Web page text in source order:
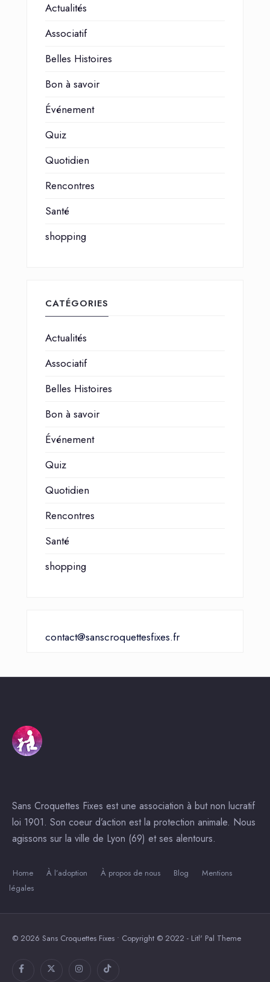
Actualités
Associatif
Belles Histoires
Bon à savoir
Événement
Quiz
Quotidien
Rencontres
Santé
shopping
CATÉGORIES
Actualités
Associatif
Belles Histoires
Bon à savoir
Événement
Quiz
Quotidien
Rencontres
Santé
shopping
contact@sanscroquettesfixes.fr
Sans Croquettes Fixes est une association à but non lucratif
loi 1901. Son coeur d’action est la protection animale. Nous
agissons sur la ville de Lyon (69) et ses alentours.
Home À l’adoption À propos de nous Blog
Mentions
légales
© 2026 Sans Croquettes Fixes • Copyright © 2022 - Litl' Pal Theme